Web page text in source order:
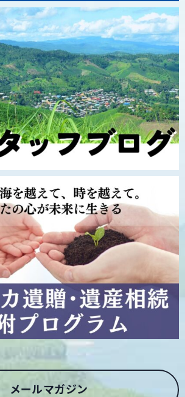
メールマガジン